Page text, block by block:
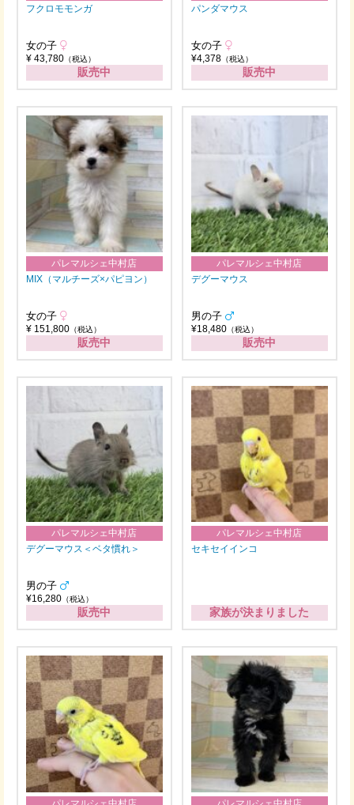
フクロモモンガ
女の子
¥ 43,780 （税込）
販売中
パンダマウス
女の子
¥4,378 （税込）
販売中
パレマルシェ中村店
MIX（マルチーズ×パピヨン）
女の子
¥ 151,800 （税込）
販売中
パレマルシェ中村店
デグーマウス
男の子
¥18,480 （税込）
販売中
パレマルシェ中村店
デグーマウス＜ベタ慣れ＞
男の子
¥16,280 （税込）
販売中
パレマルシェ中村店
セキセイインコ
家族が決まりました